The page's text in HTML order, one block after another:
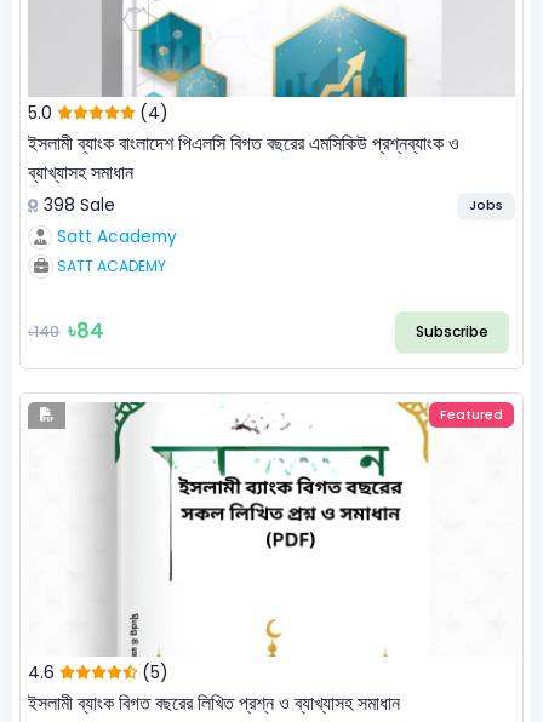
5.0 (4)
ইসলামী ব্যাংক বাংলাদেশ পিএলসি বিগত বছরের এমসিকিউ প্রশ্নব্যাংক ও
ব্যাখ্যাসহ সমাধান
398 Sale Jobs
Satt Academy
SATT ACADEMY
৳140 ৳84 Subscribe
Featured
4.6 (5)
ইসলামী ব্যাংক বিগত বছরের লিখিত প্রশ্ন ও ব্যাখ্যাসহ সমাধান